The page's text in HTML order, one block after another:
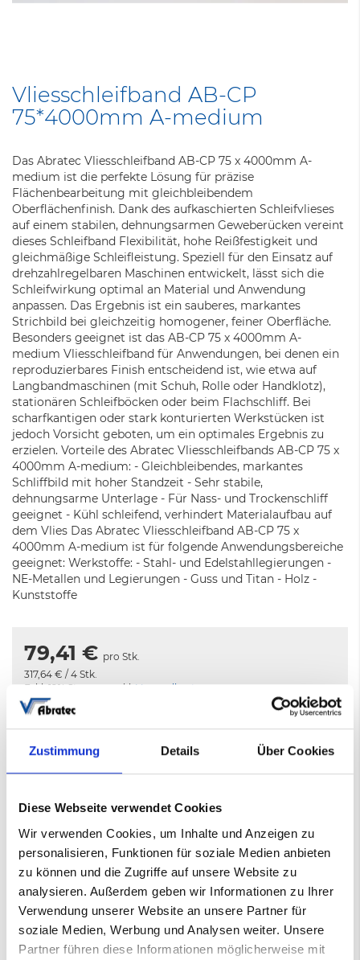
Zustimmung Details Über Cookies
Diese Webseite verwendet Cookies
Wir verwenden Cookies, um Inhalte und Anzeigen zu
personalisieren, Funktionen für soziale Medien anbieten
zu können und die Zugriffe auf unsere Website zu
analysieren. Außerdem geben wir Informationen zu Ihrer
Verwendung unserer Website an unsere Partner für
soziale Medien, Werbung und Analysen weiter. Unsere
Partner führen diese Informationen möglicherweise mit
Anfang
der
Bildergalerie
Vliesschleifband AB-CP
75*4000mm A-medium
Das Abratec Vliesschleifband AB-CP 75 x 4000mm A-
medium ist die perfekte Lösung für präzise
Flächenbearbeitung mit gleichbleibendem
Oberflächenfinish. Dank des aufkaschierten Schleifvlieses
auf einem stabilen, dehnungsarmen Geweberücken vereint
dieses Schleifband Flexibilität, hohe Reißfestigkeit und
gleichmäßige Schleifleistung. Speziell für den Einsatz auf
drehzahlregelbaren Maschinen entwickelt, lässt sich die
Schleifwirkung optimal an Material und Anwendung
anpassen. Das Ergebnis ist ein sauberes, markantes
Strichbild bei gleichzeitig homogener, feiner Oberfläche.
Besonders geeignet ist das AB-CP 75 x 4000mm A-
medium Vliesschleifband für Anwendungen, bei denen ein
reproduzierbares Finish entscheidend ist, wie etwa auf
Langbandmaschinen (mit Schuh, Rolle oder Handklotz),
stationären Schleifböcken oder beim Flachschliff. Bei
scharfkantigen oder stark konturierten Werkstücken ist
jedoch Vorsicht geboten, um ein optimales Ergebnis zu
erzielen. Vorteile des Abratec Vliesschleifbands AB-CP 75 x
4000mm A-medium: - Gleichbleibendes, markantes
Schliffbild mit hoher Standzeit - Sehr stabile,
dehnungsarme Unterlage - Für Nass- und Trockenschliff
geeignet - Kühl schleifend, verhindert Materialaufbau auf
dem Vlies Das Abratec Vliesschleifband AB-CP 75 x
4000mm A-medium ist für folgende Anwendungsbereiche
geeignet: Werkstoffe: - Stahl- und Edelstahllegierungen -
NE-Metallen und Legierungen - Guss und Titan - Holz -
Kunststoffe
79,41 € pro Stk.
317,64 € / 4 Stk.
Exkl. 19% Steuern, exkl.Versandkosten
Wir behalten uns fertigungsbedingte Minder – und
Überlieferungen vor.
Lieferzeit: 7-10 Werktage
+ In den Warenkorb
Nicht auf Lager
7-10 Werktage